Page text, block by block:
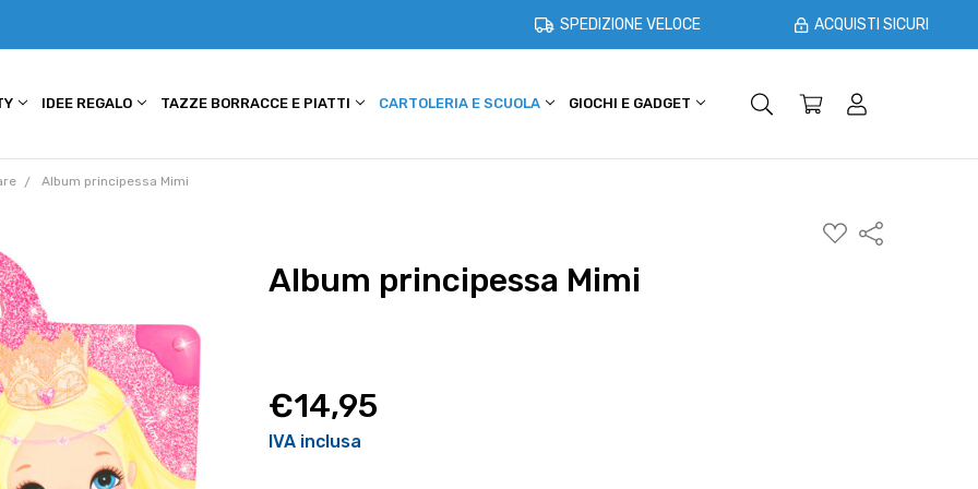
SPEDIZIONE VELOCE ACQUISTI SICURI
IDEE REGALO TAZZE BORRACCE E PIATTI CARTOLERIA E SCUOLA GIOCHI E GADGET SHOPPER E CASA
Album principessa Mimi
AGGIUNGI
ALLA
Condividi
Album principessa Mimi
€14,95
IVA inclusa